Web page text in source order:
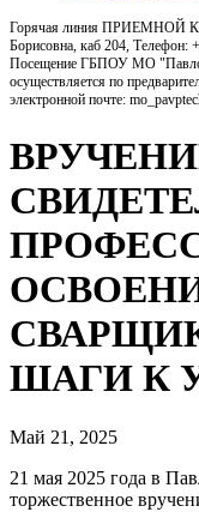
Горячая линия ПРИЕМНОЙ
Борисовна, каб 204, Телефон:
Посещение ГБПОУ МО
осуществляется по
электронной почте:
ШАГИ К
Май 21, 2025
21 мая 2025 года в
торжественное